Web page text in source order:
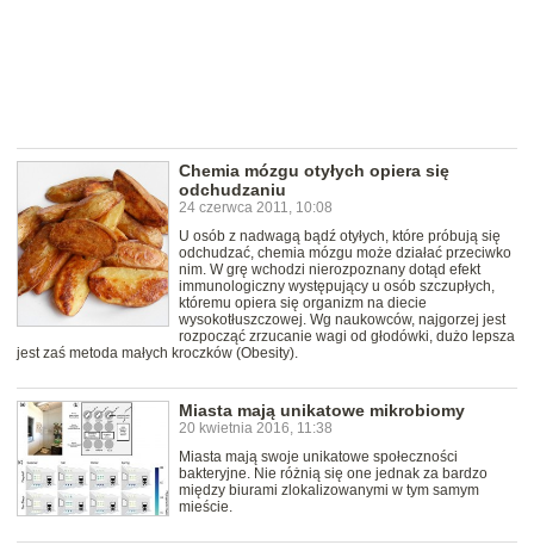
Chemia mózgu otyłych opiera się
odchudzaniu
24 czerwca 2011, 10:08
U osób z nadwagą bądź otyłych, które próbują się
odchudzać, chemia mózgu może działać przeciwko
nim. W grę wchodzi nierozpoznany dotąd efekt
immunologiczny występujący u osób szczupłych,
któremu opiera się organizm na diecie
wysokotłuszczowej. Wg naukowców, najgorzej jest
rozpocząć zrzucanie wagi od głodówki, dużo lepsza
jest zaś metoda małych kroczków (Obesity).
Miasta mają unikatowe mikrobiomy
20 kwietnia 2016, 11:38
Miasta mają swoje unikatowe społeczności
bakteryjne. Nie różnią się one jednak za bardzo
między biurami zlokalizowanymi w tym samym
mieście.